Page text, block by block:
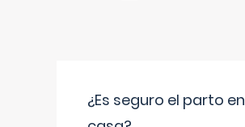
¿Es seguro el parto en